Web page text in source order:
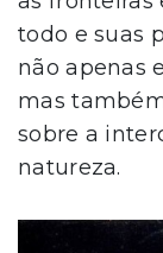
todo e suas
não apenas
mas
sobre a
natureza.